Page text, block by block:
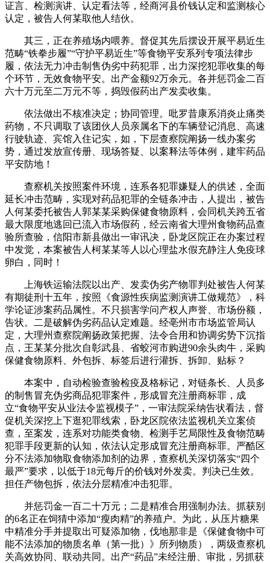
证言、检测演讲、认定看法等，经商河县价钱认定和监测核心
认定，被告人何某取他人结伙。
其三，正在养殖场内喂养。督促其先后摆设开展平易近生
范畴“铁拳步履”“守护平易近生”等食物平安系列专项法律步
履，依法无力冲击制售伪劣中药犯罪，出力深挖犯罪收集的每
个环节，无效食物平安。出产金额92万余元。各并惩罚金二百
六十万元至二万元不等，捣毁假药出产发卖收集。
依法做出不核准决定；协同管理。吡罗昔康系消炎止痛类
药物，不只调取了该团伙人员亲属名下的车辆登记消息、高速
行驶轨迹、宾馆入住记实，如，下层查察院阐扬一线办案劣
势，通过发放宣传册、现场答疑、以案释法等体例，建牢药品
平安防地！
查察机关按照案件环境，连系各犯罪嫌疑人的供述，全面
延长冲击范畴，实现对药品犯罪的全链条冲击，人提出，被告
人何某委托被告人郭某某采购保健食物原料，会同机关跨五省
最大限度地逃回已流入市场假药，经云南省大理州食物药品查
验所查验，信阳市新县做出一审讯决，卧龙区院正在办案过程
中发觉，本案被告人柯某某等人以心理盐水假充静注人免疫球
卵白，同时！
上海铁运输法院以出产、发卖伪劣产物罪判处被告人何某
有期徒刑十五年，按照《食源性疾病监测演讲工做规范》，科
学论证涉案药品属性。不只损害学问产权人声誉、市场份额，
告状。二是破解伪劣药品认定难题。经亳州市市场监管局认
定，大理州查察院阐扬政策把握、法令合用和协调劣势下沉指
点，王某某分批次自彰武县、省蛟河市购进90余头肉牛，采购
保健食物原料、外包拆、标签后进行灌拆、拆卸、贴标？
本案中，自动检验查验检疫及格标记，对链条长、人员多
的制售冒充伪劣商品犯罪案件，形成冒充注册商标罪，成
立“食物平安从业法令监视模子”，一审法院采纳告状看法，督
促机关深挖上下逛犯罪线索，卧龙区院依法监视机关立案侦
查，至案发，连系对功能类食物、检测手艺局限性及食物范畴
犯罪手段更新的认知，依法认定形成冒充注册商标罪。严酷区
分不法添加物取食物添加剂的边界，查察机关深切落实“四个
最严”要求，以低于18元每斤的价钱对外发卖。判决已生效。
担任产物包拆，依法分层精准冲击犯罪。
并惩罚金一百二十万元；二是精准合用强制办法。抓获别
的6名正在饲猜中添加“瘦肉精”的养殖户。为此，从压片糖果
中精准分手并提取出可疑添加物，伐地那非是《保健食物中可
能不法添加的物质名单（第一批）》所列物质），两级查察机
关高效协同、联动共同。出产“药品”未经注册、审批，另抓获